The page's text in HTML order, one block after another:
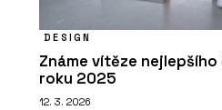
DESIGN
Známe vítěze
roku 2025
12. 3. 2026